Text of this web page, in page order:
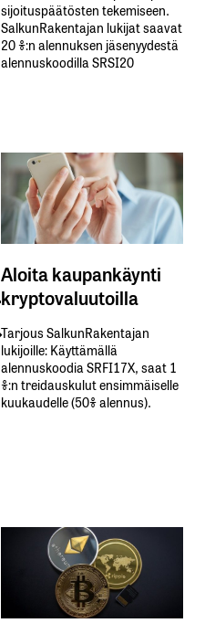
sijoituspäätösten tekemiseen.
SalkunRakentajan lukijat saavat
20 %:n alennuksen jäsenyydestä
alennuskoodilla SRSI20
Aloita kaupankäynti
kryptovaluutoilla
Tarjous SalkunRakentajan
lukijoille: Käyttämällä​ ​
alennuskoodia​ ​SRFI17X,​ ​saat​ ​1
%:n treidauskulut​ ​ensimmäiselle​ ​
kuukaudelle​ ​(50%​ ​alennus).